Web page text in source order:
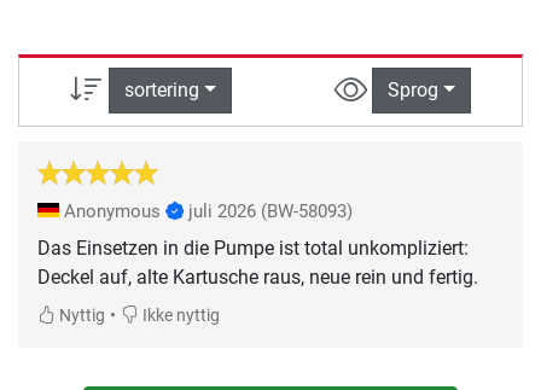
sortering Sprog
Anonymous juli 2026 (BW-58093)
Das Einsetzen in die Pumpe ist total unkompliziert:
Deckel auf, alte Kartusche raus, neue rein und fertig.
Nyttig • Ikke nyttig